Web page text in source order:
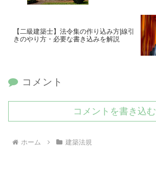
【二級建築士】法令集の作り込み方|線引
きのやり方・必要な書き込みを解説
コメント
コメントを書き込む
ホーム 建築法規